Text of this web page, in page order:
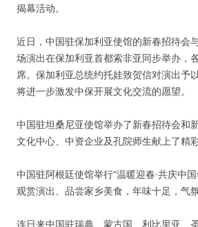
揭幕活动。
近日，中国驻保加利亚使馆的新春招待会
场演出在保加利亚首都索非亚同步举办，
席。保加利亚总统约托娃致贺信对演出予
将进一步激发中保开展文化交流的愿望。
中国驻坦桑尼亚使馆举办了新春招待会和
文化中心、中资企业及孔院师生献上了精
中国驻阿根廷使馆举行“温暖迎春·共庆中
观赏演出、品尝家乡美食，年味十足，气氛
连日来中国驻瑞典、蒙古国、利比里亚、